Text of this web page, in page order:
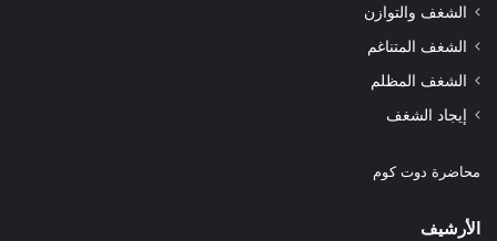
الشغف والتوازن
الشغف المتناغم
الشغف المظلم
إيجاد الشغف
محاضرة دوت كوم
الأرشيف